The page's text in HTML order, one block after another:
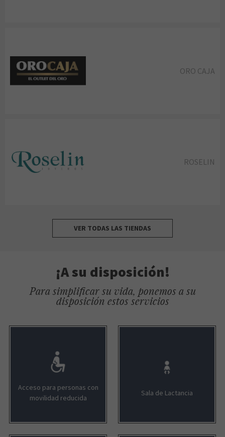
ORO CAJA
ROSELIN
VER TODAS LAS TIENDAS
¡A su disposición!
Para simplificar su vida, ponemos a su
disposición estos servicios
Acceso para personas con
movilidad reducida
Sala de Lactancia